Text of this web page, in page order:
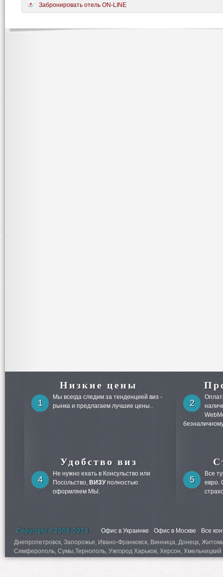
Забронировать отель ON-LINE
Низкие цены
1
Мы всегда следим за тенденцией виз -
рынка и предлагаем лучшие цены..
2
Удобство виз
4
Не нужно ехать в Консульство или
Посольство, ВИЗУполностью
оформляем МЫ.
5
Все
евро.
Copyright ©2009-2023 Офис в Украинке Офис в Москве
Все
Днепропетровск, Запорожье, Ивано-Франковск, Винница, Донецк,
Симферополь, Сумы,Тернополь, Ужгород Харьков, Херсон,